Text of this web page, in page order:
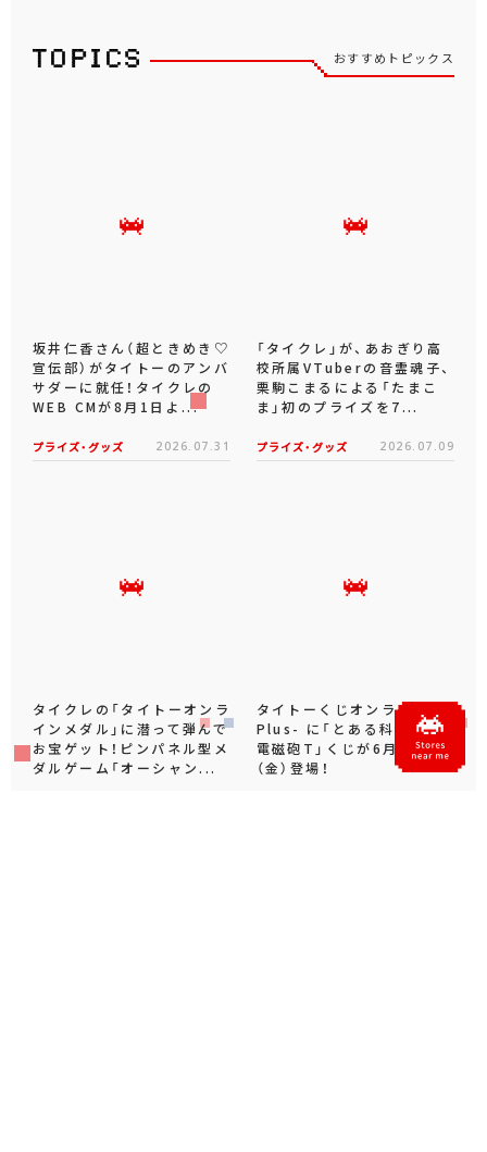
おすすめトピックス
坂井仁香さん（超ときめき♡
宣伝部）がタイトーのアンバ
サダーに就任！タイクレの
WEB CMが8月1日よ...
プライズ・グッズ 2026.07.31
「タイクレ」が、あおぎり高
校所属VTuberの音霊魂子、
栗駒こまるによる「たまこ
ま」初のプライズを7...
プライズ・グッズ 2026.07.09
タイクレの「タイトーオンラ
インメダル」に潜って弾んで
お宝ゲット！ピンパネル型メ
ダルゲーム「オーシャン...
タイトーくじオンライン -
Plus- に「とある科学の超
電磁砲T」くじが6月19日
（金）登場！